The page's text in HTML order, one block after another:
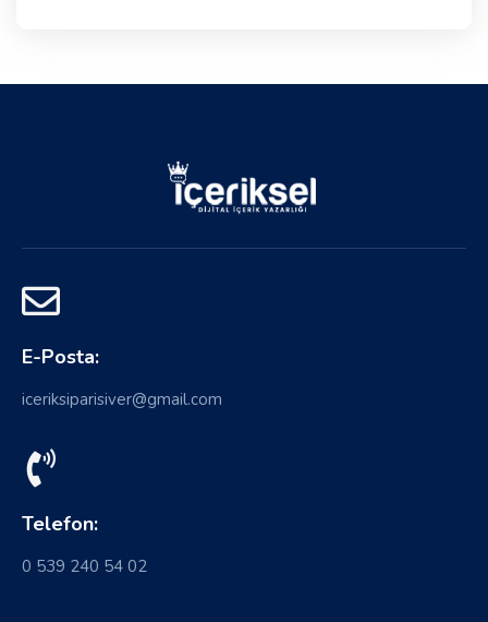
E-Posta:
iceriksiparisiver@gmail.com
Telefon:
0 539 240 54 02